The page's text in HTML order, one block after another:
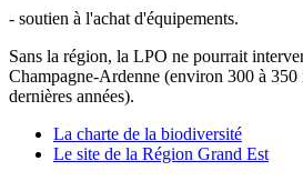
- soutien à l'achat d'équipements.
Sans la région, la LPO ne pourrait
Champagne-Ardenne (environ 300 à 350
dernières années).
La charte de la biodiversité
Le site de la Région Grand Est